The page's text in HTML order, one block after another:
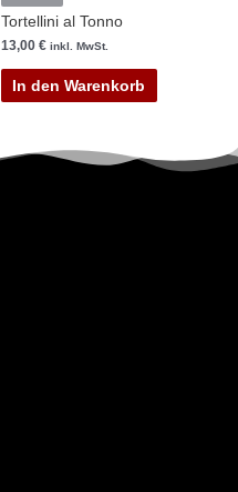
Tortellini al Tonno
13,00 € inkl. MwSt.
In den Warenkorb